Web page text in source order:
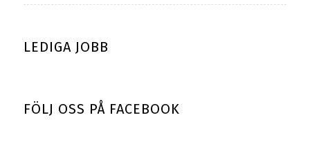
LEDIGA JOBB
FÖLJ OSS PÅ FACEBOOK